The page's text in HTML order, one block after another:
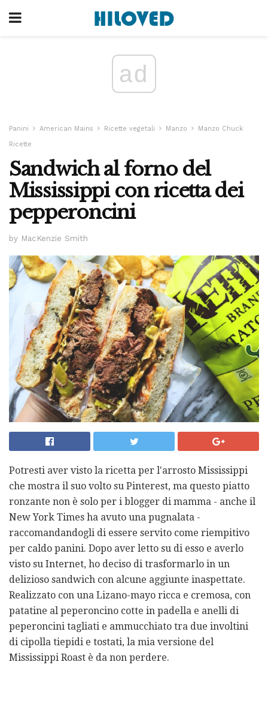
ad
Panini American Mains Ricette vegetali Manzo
Manzo Chuck
Ricette
Sandwich al forno del
Mississippi con ricetta dei
pepperoncini
by MacKenzie Smith
Potresti aver visto la ricetta per l'arrosto Mississippi
che mostra il suo volto su Pinterest, ma questo piatto
ronzante non è solo per i blogger di mamma - anche il
New York Times ha avuto una pugnalata -
raccomandandogli di essere servito come riempitivo
per caldo panini. Dopo aver letto su di esso e averlo
visto su Internet, ho deciso di trasformarlo in un
delizioso sandwich con alcune aggiunte inaspettate.
Realizzato con una Lizano-mayo ricca e cremosa, con
patatine al peperoncino cotte in padella e anelli di
peperoncini tagliati e ammucchiato tra due involtini
di cipolla tiepidi e tostati, la mia versione del
Mississippi Roast è da non perdere.